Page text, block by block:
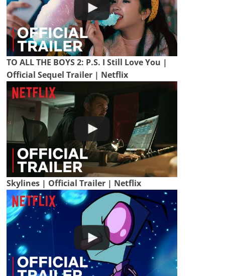
TO ALL THE BOYS 2: P.S. I Still Love You |
Official Sequel Trailer | Netflix
Skylines | Official Trailer | Netflix